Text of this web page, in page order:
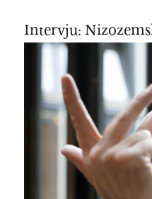
Intervju: